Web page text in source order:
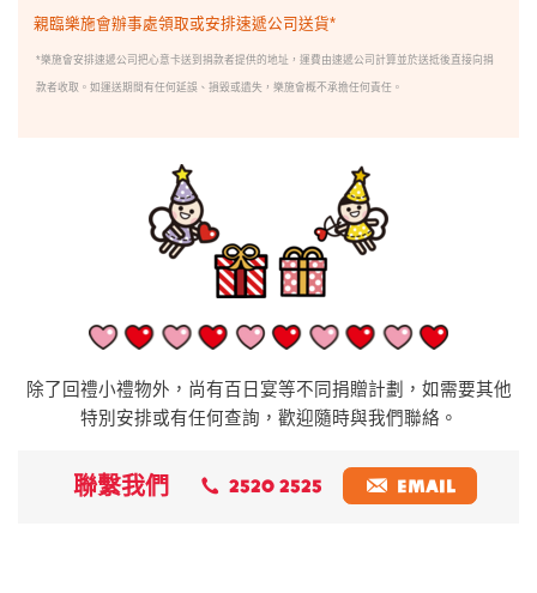
親臨樂施會辦事處領取或安排速遞公司送貨*
*樂施會安排速遞公司把心意卡送到捐款者提供的地址，運費由速遞公司計算並於送抵後直接向捐
款者收取。如運送期間有任何延誤、損毀或遺失，樂施會概不承擔任何責任。
除了回禮小禮物外，尚有百日宴等不同捐贈計劃，如需要其他
特別安排或有任何查詢，歡迎隨時與我們聯絡。
聯繫我們 2520 2525 EMAIL